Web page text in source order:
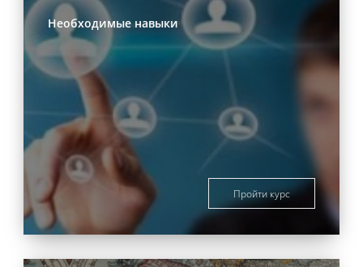
Необходимые навыки
Пройти курс